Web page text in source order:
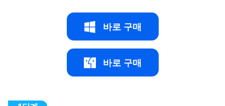
바로 구매
바로 구매